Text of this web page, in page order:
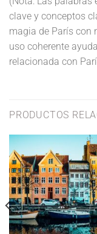
clave y conceptos
magia de París con
uso coherente
relacionada con
PRODUCTOS